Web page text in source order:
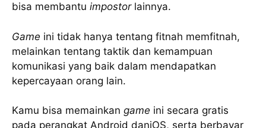
bisa membantu impostorlainnya.
Game ini tidak hanya tentang fitnah memfitnah,
melainkan tentang taktik dan kemampuan
komunikasi yang baik dalam mendapatkan
kepercayaan orang lain.
Kamu bisa memainkan game ini secara gratis
pada perangkat Android daniOS, serta berbayar